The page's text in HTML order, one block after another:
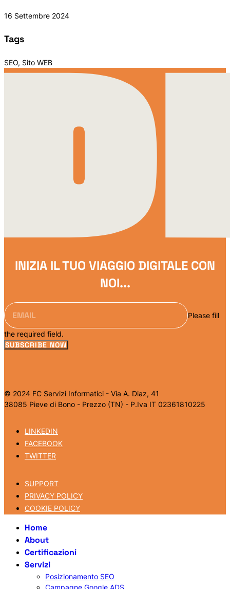
16 Settembre 2024
Tags
SEO, Sito WEB
INIZIA IL TUO VIAGGIO DIGITALE CON
NOI...
Please fill
the required field.
SUBSCRIBE NOW
© 2024 FC Servizi Informatici - Via A. Diaz, 41
38085 Pieve di Bono - Prezzo (TN) - P.Iva IT 02361810225
LINKEDIN
FACEBOOK
TWITTER
SUPPORT
PRIVACY POLICY
COOKIE POLICY
Home
About
Certificazioni
Servizi
Posizionamento SEO
Campagne Google ADS